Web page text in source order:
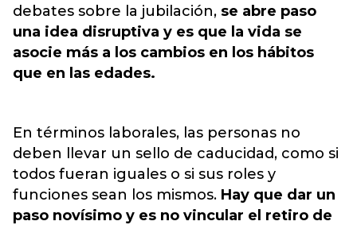
debates sobre la jubilación, se abre paso
una idea disruptiva y es que la vida se
asocie más a los cambios en los hábitos
que en las edades.
En términos laborales, las personas no
deben llevar un sello de caducidad, como si
todos fueran iguales o si sus roles y
funciones sean los mismos. Hay que dar un
paso novísimo y es no vincular el retiro de